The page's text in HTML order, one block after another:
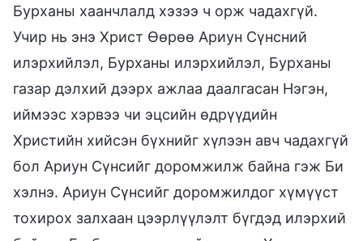
Бурханы хаанчлалд хэзээ ч орж чадахгүй.
Учир нь энэ Христ Өөрөө Ариун Сүнсний
илэрхийлэл, Бурханы илэрхийлэл, Бурханы
газар дэлхий дээрх ажлаа даалгасан Нэгэн,
иймээс хэрвээ чи эцсийн өдрүүдийн
Христийн хийсэн бүхнийг хүлээн авч чадахгүй
бол Ариун Сүнсийг доромжилж байна гэж Би
хэлнэ. Ариун Сүнсийг доромжилдог хүмүүст
тохирох залхаан цээрлүүлэлт бүгдэд илэрхий